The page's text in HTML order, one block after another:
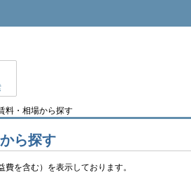
料・相場から探す
ら探す
を含む）を表示しております。